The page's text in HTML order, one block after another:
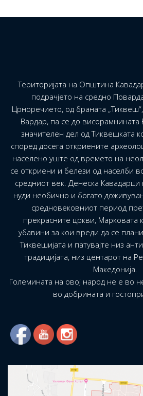
Територијата на Општина
подрачјето на средно
Црноречието, од браната
Вардар, па се до висорамнината
значителен дел од Тиквешката
според досега откриените
населено уште од времето на
се откриени и белези од населби
средниот век. Денеска
нуди необично и богато
средновековниот период
прекрасните цркви, Марковата
убавини за кои вреди да се
Тиквешијата и патувајте низ
традицијата, низ центарот на
Македонија.
Големината на овој народ не е во
во добрината и